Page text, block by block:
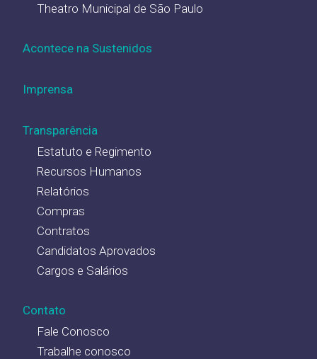
Theatro Municipal de São Paulo
Acontece na Sustenidos
Imprensa
Transparência
Estatuto e Regimento
Recursos Humanos
Relatórios
Compras
Contratos
Candidatos Aprovados
Cargos e Salários
Contato
Fale Conosco
Trabalhe conosco